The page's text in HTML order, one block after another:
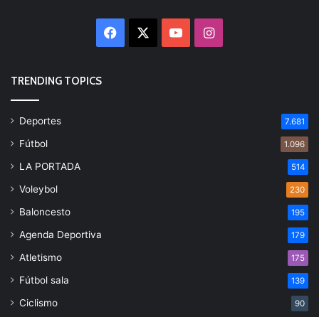
Facebook YouTubeInstagram
TRENDING TOPICS
Deportes 7.681
Fútbol 1.096
LA PORTADA 514
Voleybol 230
Baloncesto 195
Agenda Deportiva 179
Atletismo 175
Fútbol sala 139
Ciclismo 90